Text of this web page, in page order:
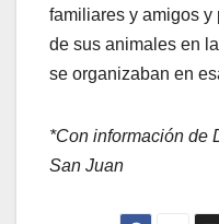
familiares y amigos
de sus animales en
se organizaban en
*Con información de
San Juan